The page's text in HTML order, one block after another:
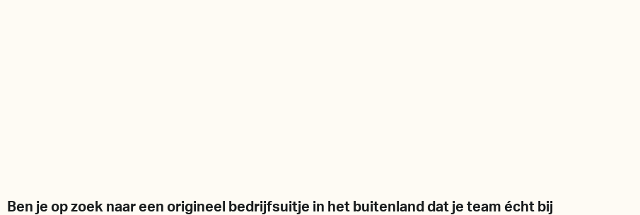
Ben je op zoek naar een origineel bedrijfsuitje in het buitenland dat je team écht bij